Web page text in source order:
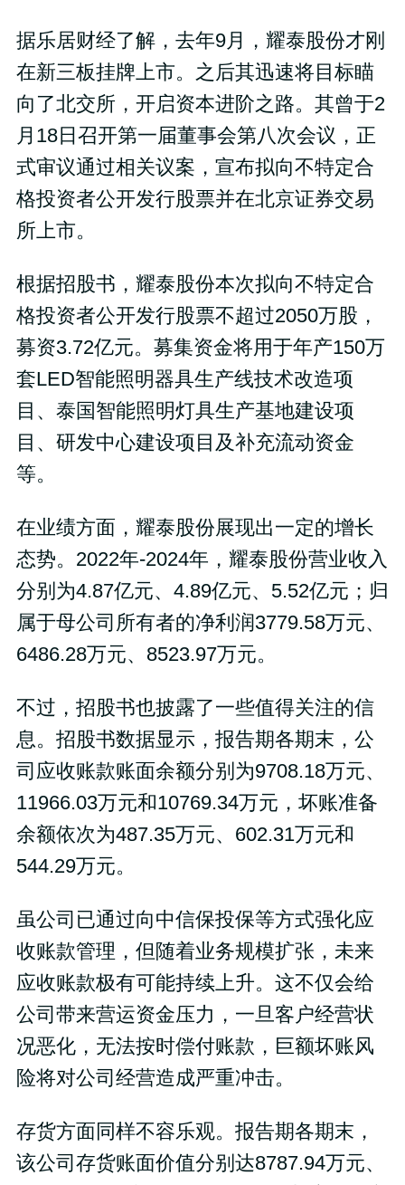
据乐居财经了解，去年9月，耀泰股份才刚
在新三板挂牌上市。之后其迅速将目标瞄
向了北交所，开启资本进阶之路。其曾于2
月18日召开第一届董事会第八次会议，正
式审议通过相关议案，宣布拟向不特定合
格投资者公开发行股票并在北京证券交易
所上市。
根据招股书，耀泰股份本次拟向不特定合
格投资者公开发行股票不超过2050万股，
募资3.72亿元。募集资金将用于年产150万
套LED智能照明器具生产线技术改造项
目、泰国智能照明灯具生产基地建设项
目、研发中心建设项目及补充流动资金
等。
在业绩方面，耀泰股份展现出一定的增长
态势。2022年-2024年，耀泰股份营业收入
分别为4.87亿元、4.89亿元、5.52亿元；归
属于母公司所有者的净利润3779.58万元、
6486.28万元、8523.97万元。
不过，招股书也披露了一些值得关注的信
息。招股书数据显示，报告期各期末，公
司应收账款账面余额分别为9708.18万元、
11966.03万元和10769.34万元，坏账准备
余额依次为487.35万元、602.31万元和
544.29万元。
虽公司已通过向中信保投保等方式强化应
收账款管理，但随着业务规模扩张，未来
应收账款极有可能持续上升。这不仅会给
公司带来营运资金压力，一旦客户经营状
况恶化，无法按时偿付账款，巨额坏账风
险将对公司经营造成严重冲击。
存货方面同样不容乐观。报告期各期末，
该公司存货账面价值分别达8787.94万元、